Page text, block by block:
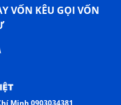
VỐN KÊU GỌI VỐN
Minh 0903034381